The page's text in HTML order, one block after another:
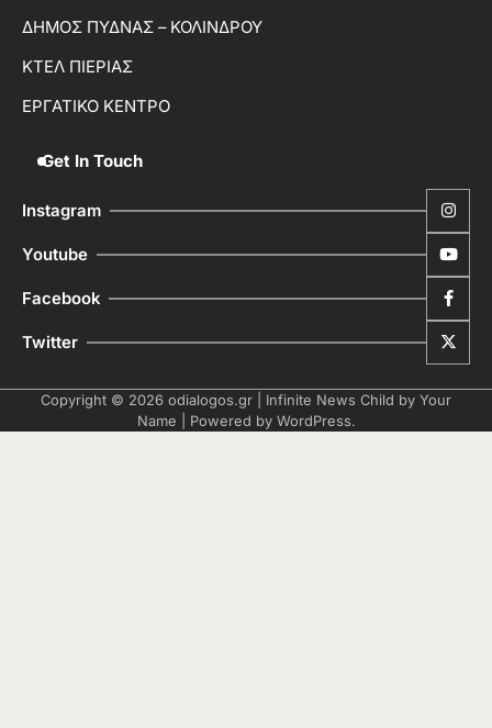
ΔΗΜΟΣ ΠΥΔΝΑΣ – ΚΟΛΙΝΔΡΟΥ
ΚΤΕΛ ΠΙΕΡΙΑΣ
ΕΡΓΑΤΙΚΟ ΚΕΝΤΡΟ
Get In Touch
Instagram
Youtube
Facebook
Twitter
Copyright © 2026 odialogos.gr | Infinite News Child by Your
Name | Powered by WordPress.